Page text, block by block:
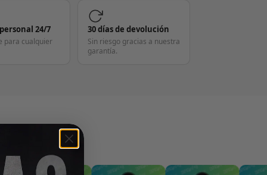
24/7
para cualquier
30 días de devolución
Sin riesgo gracias a nuestra
garantía.